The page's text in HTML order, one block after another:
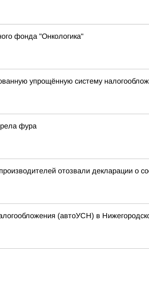
фонда "Онкологика"
упрощённую систему
фура
отозвали декларации о
(автоУСН) в